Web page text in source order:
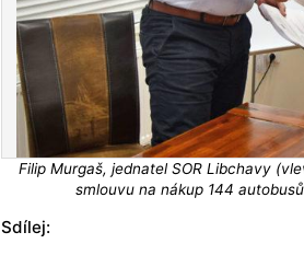
Filip Murgaš, jednatel SOR Libchavy
smlouvu na nákup 144
Sdílej: